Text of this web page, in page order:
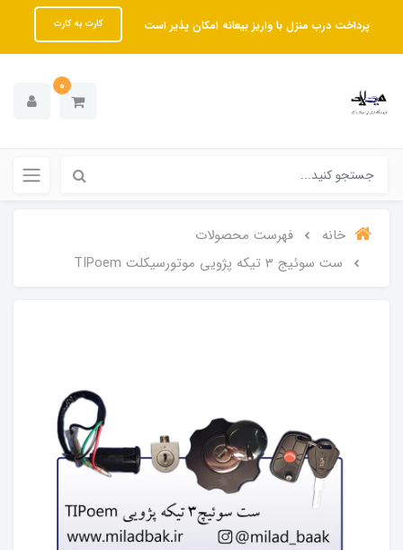
پرداخت درب منزل با واریز بیعانه امکان پذیر است کارت به کارت
0
خانه
فهرست محصولات
ست سوئیج 3 تیکه پژویی موتورسیکلت TIPoem